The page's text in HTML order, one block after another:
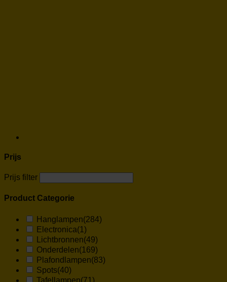
Prijs
Prijs filter
Product Categorie
Hanglampen(284)
Electronica(1)
Lichtbronnen(49)
Onderdelen(169)
Plafondlampen(83)
Spots(40)
Tafellampen(71)